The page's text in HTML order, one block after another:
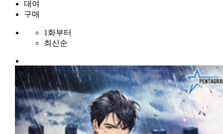
대여
구매
1화부터
최신순